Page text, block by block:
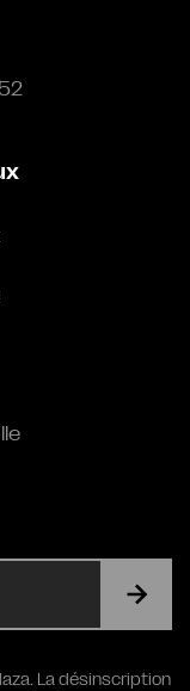
La désinscription